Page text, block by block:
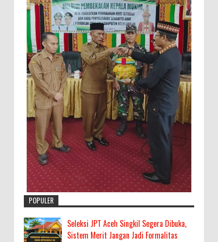
POPULER
Seleksi JPT Aceh Singkil Segera Dibuka,
Sistem Merit Jangan Jadi Formalitas